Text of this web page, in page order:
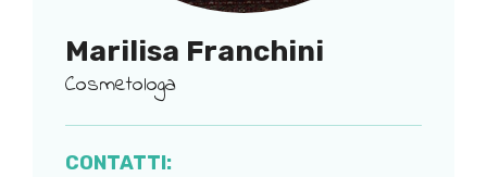
Marilisa Franchini
Cosmetologa
CONTATTI: